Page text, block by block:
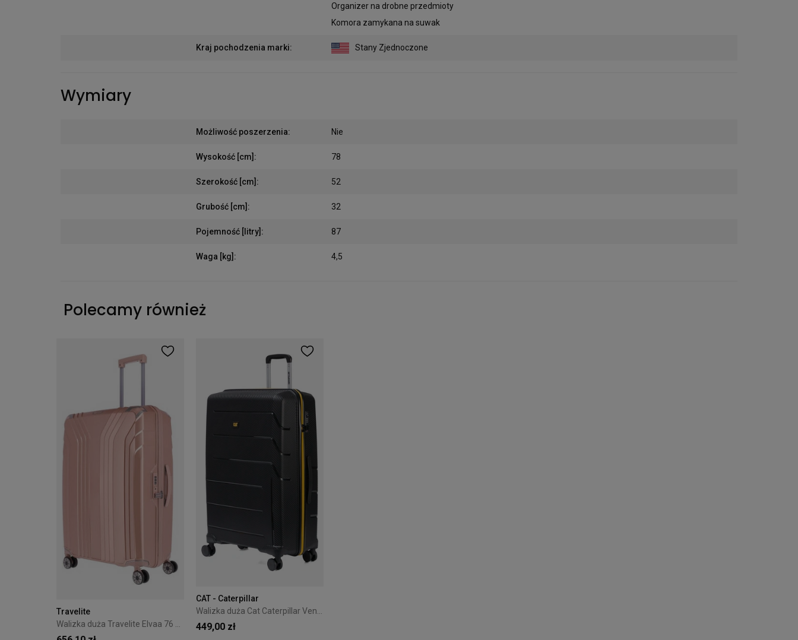
Organizer na drobne przedmioty
Komora zamykana na suwak
Kraj pochodzenia marki: Stany Zjednoczone
Wymiary
Możliwość poszerzenia: Nie
Wysokość [cm] : 78
Szerokość [cm] : 52
Grubość [cm] : 32
Pojemność [litry] : 87
Waga [kg] : 4,5
Polecamy również
Travelite
Walizka duża Travelite Elvaa 76 cm różowa
CAT - Caterpillar
449,00 zł